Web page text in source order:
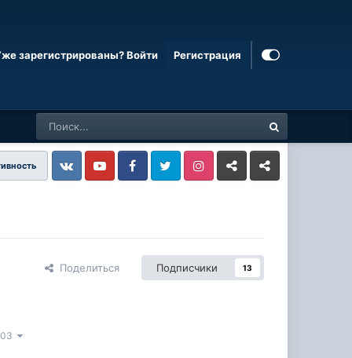
зарегистрированы? Войти Регистрация
VkontakteYouTube FacebookTwitter InstagramLivejournalOdnoklassniki
Поделиться Подписчики 13